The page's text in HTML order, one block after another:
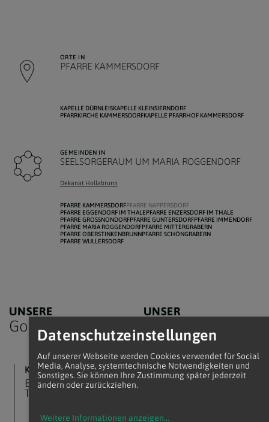
ORTE IN
PFARRE KAMMERSDORF
KAPELLE DÜRNLEISKAPELLE KLEINSIERNDORF
PFARRKIRCHE KAMMERSDORFKAPELLE PFARRHOF KAMMERSDORF
GEMEINDEN IN
SEELSORGERAUM UM MARIA ROGGENDORF
Dekanat Hollabrunn
PFARRE KAMMERSDORFPFARRE NAPPERSDORF
PFARRE EGGENDORF IM THALEPFARRE ENZERSDORF IM THALE
PFARRE GROSSNONDORFPFARRE GUNTERSDORFPFARRE IMMENDORF
PFARRE MARIA ROGGENDORFPFARRE MITTERGRABERN
PFARRE OBERSTINKENBRUNNPFARRE SCHÖNGRABERN
PFARRE WULLERSDORF
UNSERE
Gottesdienste
KEINE TERMINE
Es sind zurzeit keine
Termine vorhanden.
UNSER
Team
PFARRER
GR P. Mag.
Datenschutzeinstellungen
Auf unserer Webseite werden Cookies verwendet für Social
Media, Analyse, systemtechnische Notwendigkeiten und
Sonstiges. Sie können Ihre Zustimmung später jederzeit
ändern oder zurückziehen.
Weitere Informationen anzeigen...